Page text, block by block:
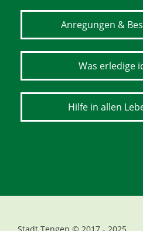
Anregungen &
Was erledige
Hilfe in allen